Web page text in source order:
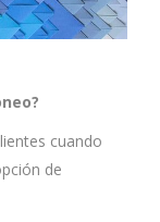
cuando
de